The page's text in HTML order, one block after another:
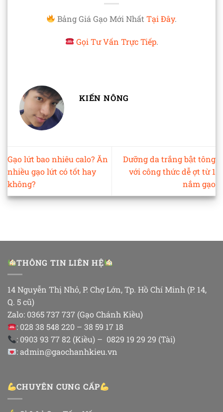
Bảng Giá Gạo Mới NhấtTại Đây.
Gọi Tư Vấn Trực Tiếp.
KIẾN NÔNG
Gạo lứt bao nhiêu calo? Ăn
nhiều gạo lứt có tốt hay
không?
Dưỡng da trắng bật tông
với công thức dễ ợt từ 1
nắm gạo
THÔNG TIN LIÊN HỆ
14 Nguyễn Thị Nhỏ, P. Chợ Lớn, Tp. Hồ Chí Minh (P. 14,
Q. 5 cũ)
Zalo: 0365 737 737 (Gạo Chánh Kiều)
: 028 38 548 220 – 38 59 17 18
: 0903 93 77 82 (Kiều) – 0829 19 29 29 (Tài)
: admin@gaochanhkieu.vn
CHUYÊN CUNG CẤP